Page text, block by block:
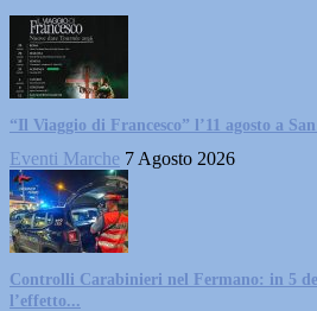
“Il Viaggio di Francesco” l’11 agosto a
Eventi Marche 7 Agosto 2026
Controlli Carabinieri nel Fermano: in 5
l’effetto...